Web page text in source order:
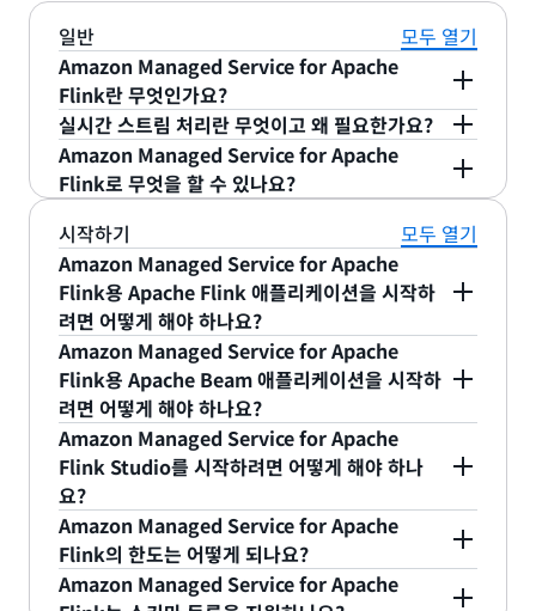
일반
모두 열기
Amazon Managed Service for Apache
Flink란 무엇인가요?
Amazon Managed Service for Apache Flink를
사용하면 Apache Flink를 통해 실시간으로 스트리
밍 데이터를 변환하고 분석할 수 있습니다. Apache
Flink는 데이터 스트림 처리를 위한 오픈 소스 프레임
워크 및 엔진입니다. Amazon Managed Service
for Apache Flink는 Apache Flink 애플리케이션을
빌드 및 관리하고 다른 AWS 서비스와 통합하는 데
따르는 복잡성을 줄여줍니다.
Amazon Managed Service for Apache Flink는
스트리밍 애플리케이션의 지속적 실행에 필요한 모든
작업을 처리하며, 수신 데이터의 볼륨과 처리량에 맞
춰 자동으로 규모가 조정됩니다. Amazon Managed
Service for Apache Flink를 사용하면 서버를 관리
할 필요가 없고, 최소 요금이나 설치 비용도 없으며,
스트리밍 애플리케이션이 소비하는 리소스에 대해서
만 결제하면 됩니다.
실시간 스트림 처리란 무엇이고 왜 필요한가요?
실시간 데이터 소스의 폭발적인 증가로 인해 회사들
이 데이터를 수집하는 속도가 더 빨라지고 있습니다.
래 플랫폼의 구매 데이터 또는 IoT 디바이스의 센서
데이터를 처리할 때 데이터를 실시간으로 수집하면
고객, 조직 및 비즈니스의 현재 상황을 파악하는 데
도움이 됩니다.
Amazon Managed Service for Apache
Flink로 무엇을 할 수 있나요?
많은 사용 사례에 대해 Amazon Managed Service
for Apache Flink를 사용하여 지속적으로 데이터를
처리하고 며칠 또는 몇 주가 아닌 몇 초 또는 몇 분 만
에 인사이트를 얻을 수 있습니다. Amazon
Managed Service for Apache Flink를 사용하면
로그 분석, 클릭스트림 분석, 사물 인터넷(IoT), 광고
기술, 게임 등을 위한 포괄적인 스트림 처리 애플리케
이션을 신속하게 구축할 수 있습니다. 가장 일반적인
사용 사례 4가지로는 스트리밍 추출, 전환, 적재
(ETL), 지속적 지표 생성, 반응형 실시간 분석 및 대화
형 데이터 스트림 쿼리가 있습니다.
스트리밍 ETL
시작하기
모두 열기
Amazon Managed Service for Apache
Flink용 Apache Flink 애플리케이션을 시작하
려면 어떻게 해야 하나요?
Amazon Managed Service for Apache Flink 콘
솔에 로그인하고 새 스트림 처리 애플리케이션을 생
성합니다. AWS CLI 및 AWS SDK도 사용할 수 있습
니다. 애플리케이션을 생성한 후에는 선호하는 통합
개발 환경으로 이동하고, AWS에 연결한 다음, 오픈
소스 Apache Flink 라이브러리와 원하는 언어의
AWS SDK를 설치합니다. Apache Flink는 데이터
스트림 처리를 위한 오픈 소스 프레임워크이자 엔진
이며, AWS SDK와 함께 작동합니다. 확장 가능한 라
Amazon Managed Service for Apache
Flink용 Apache Beam 애플리케이션을 시작하
려면 어떻게 해야 하나요?
Apache Beam을 사용하여 Amazon Managed
Service for Apache Flink 애플리케이션을 생성하
는 작업은 Apache Flink를 시작하는 방법과 매우 비
슷합니다. 위 질문의 지침을 따르면 됩니다. 개발자
안내서의 지침에 따라, Apache Beam에서 애플리케
이션을 실행하는 데 필요한 구성 요소를 모두 설치해
Amazon Managed Service for Apache
Flink Studio를 시작하려면 어떻게 해야 하나
요?
Amazon Managed Service for Apache Flink 콘
솔에서 시작하고 새로운 Studio 노트북을 생성할 수
있습니다. 노트북을 시작한 후 Apache Zeppelin에
Amazon Managed Service for Apache
Flink의 한도는 어떻게 되나요?
Amazon Managed Service for Apache Flink는
Amazon Managed Service for Apache